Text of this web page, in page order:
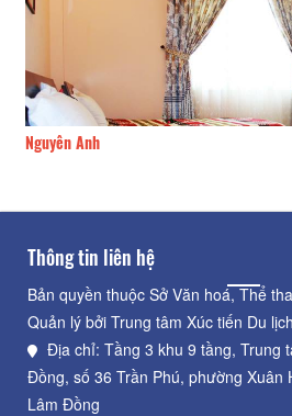
Nguyên Anh
Thông tin liên hệ
Bản quyền thuộc Sở Văn hoá, Thể
Quản lý bởi Trung tâm Xúc tiến Du
Địa chỉ: Tầng 3 khu 9 tầng, Trung
Đồng, số 36 Trần Phú, phường Xuân
Lâm Đồng